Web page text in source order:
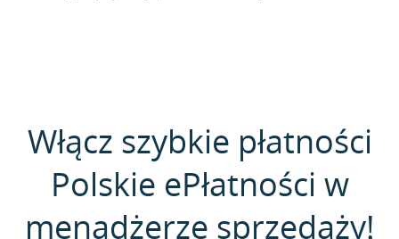
Włącz szybkie płatności
Polskie ePłatności w
menadżerze sprzedaży!